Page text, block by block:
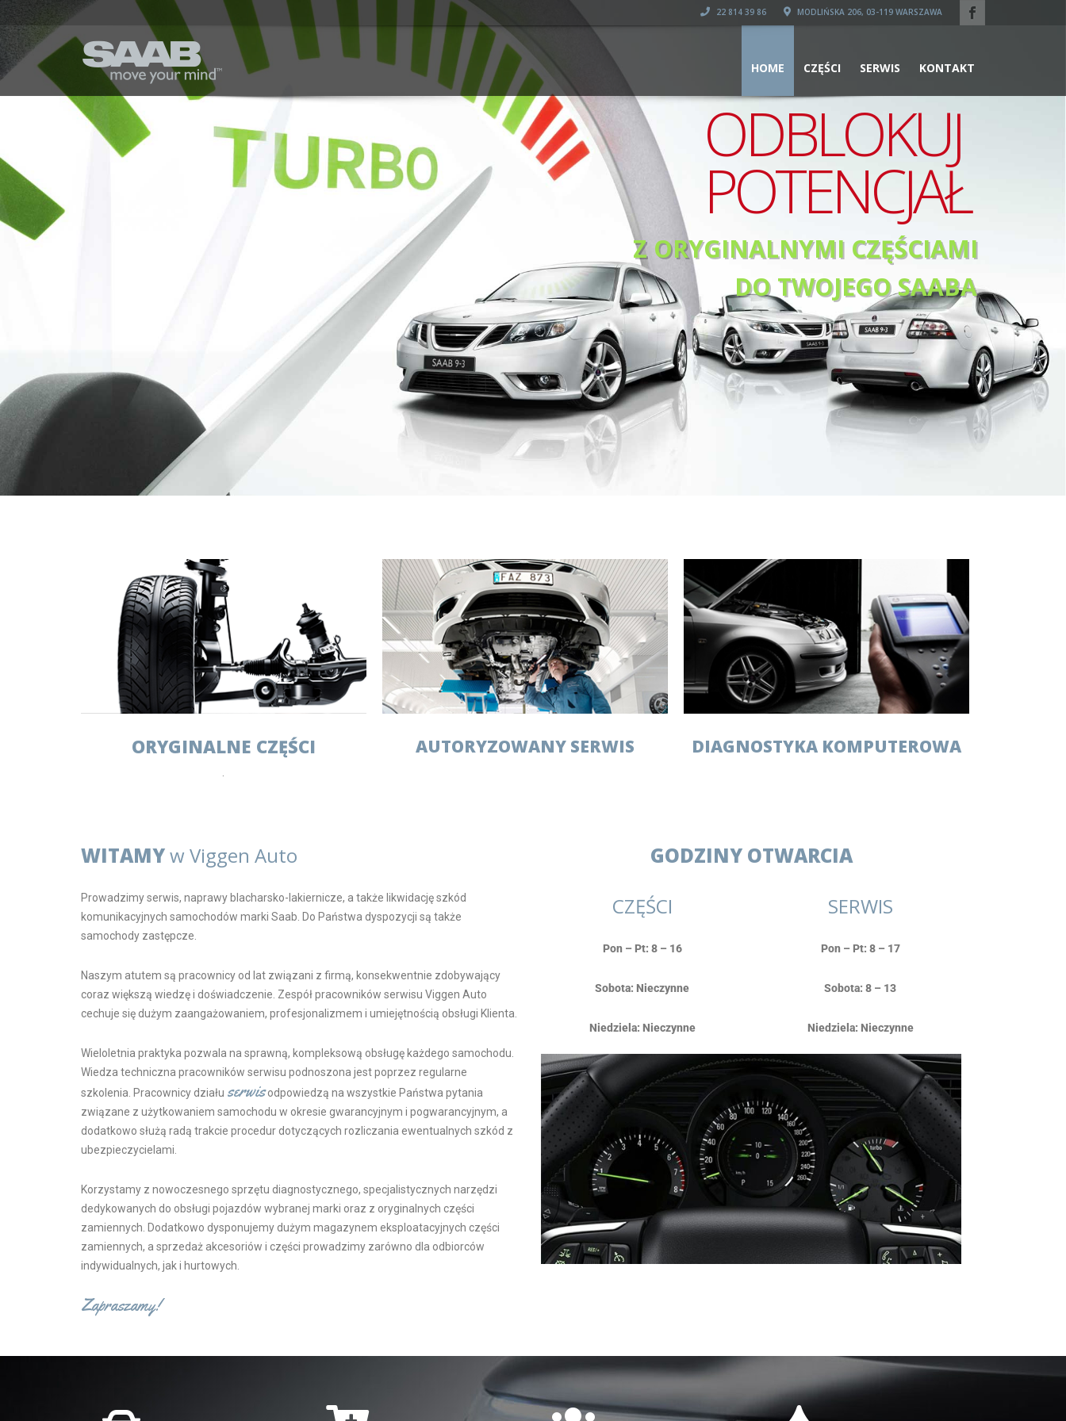
22 814 39 86 MODLIŃSKA 206, 03-119 WARSZAWA
HOME CZĘŚCI SERWIS KONTAKT
ODBLOKUJ
POTENCJAŁ
Z ORYGINALNYMI CZĘŚCIAMI
DO TWOJEGO SAABA
FORMULARZ
ZAMÓWIENIA
ORYGINALNE CZĘŚCI
UMÓW WIZYTĘ
AUTORYZOWANY SERWIS
UMÓW WIZYTĘ
DIAGNOSTYKA KOMPUTEROWA
WITAMYw Viggen Auto
Prowadzimy serwis, naprawy blacharsko-lakiernicze, a także likwidację szkód
komunikacyjnych samochodów marki Saab. Do Państwa dyspozycji są także
samochody zastępcze.
Naszym atutem są pracownicy od lat związani z firmą, konsekwentnie zdobywający
coraz większą wiedzę i doświadczenie. Zespół pracowników serwisu Viggen Auto
cechuje się dużym zaangażowaniem, profesjonalizmem i umiejętnością obsługi Klienta.
Wieloletnia praktyka pozwala na sprawną, kompleksową obsługę każdego samochodu.
Wiedza techniczna pracowników serwisu podnoszona jest poprzez regularne
szkolenia. Pracownicy działu serwisodpowiedzą na wszystkie Państwa pytania
związane z użytkowaniem samochodu w okresie gwarancyjnym i pogwarancyjnym, a
dodatkowo służą radą trakcie procedur dotyczących rozliczania ewentualnych szkód z
ubezpieczycielami.
Korzystamy z nowoczesnego sprzętu diagnostycznego, specjalistycznych narzędzi
dedykowanych do obsługi pojazdów wybranej marki oraz z oryginalnych części
zamiennych. Dodatkowo dysponujemy dużym magazynem eksploatacyjnych części
zamiennych, a sprzedaż akcesoriów i części prowadzimy zarówno dla odbiorców
indywidualnych, jak i hurtowych.
Zapraszamy!
GODZINY OTWARCIA
CZĘŚCI
Pon – Pt: 8 – 16
Sobota: Nieczynne
Niedziela: Nieczynne
SERWIS
Pon – Pt: 8 – 17
Sobota: 8 – 13
Niedziela: Nieczynne